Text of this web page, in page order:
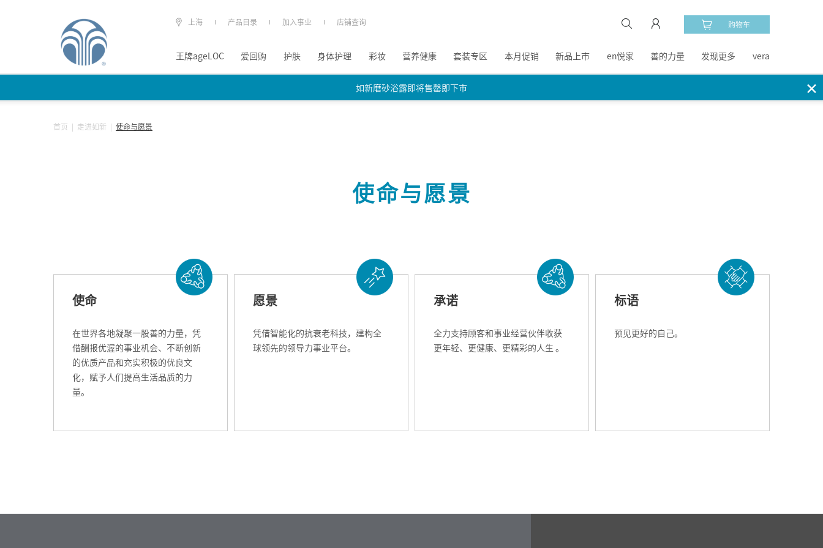
上海 产品目录 加入事业 店铺查询 购物车
王牌ageLOC 爱回购 护肤 身体护理 彩妆 营养健康 套装专区 本月促销 新品上市 en悦家 善的力量 发现更多 vera
✕
如新磨砂浴露即将售罄即下市
首页 走进如新 使命与愿景
使命与愿景
使命
在世界各地凝聚一股善的力量，凭
借酬报优渥的事业机会、不断创新
的优质产品和充实积极的优良文
化，赋予人们提高生活品质的力
量。
愿景
凭借智能化的抗衰老科技，建构全
球领先的领导力事业平台。
承诺
全力支持顾客和事业经营伙伴收获
更年轻、更健康、更精彩的人生 。
标语
预见更好的自己。